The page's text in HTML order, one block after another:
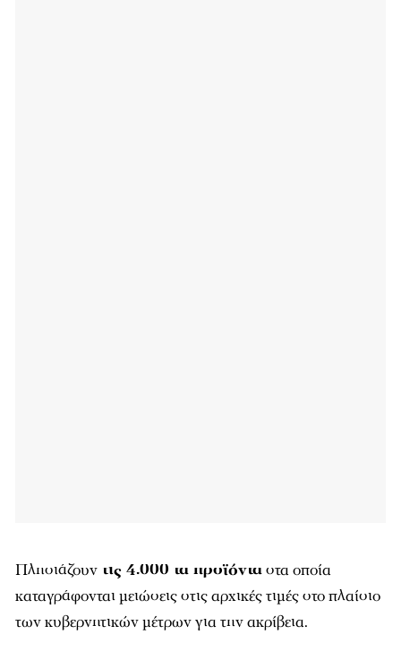
Πλησιάζουν τις 4.000 τα προϊόνταστα οποία
καταγράφονται μειώσεις στις αρχικές τιμές στο πλαίσιο
των κυβερνητικών μέτρων για την ακρίβεια.